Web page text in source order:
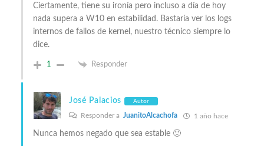
Ciertamente, tiene su ironía pero incluso a día de hoy
nada supera a W10 en estabilidad. Bastaría ver los logs
internos de fallos de kernel, nuestro técnico siempre lo
dice.
1 Responder
José Palacios Autor
Responder a JuanitoAlcachofa 1 año hace
Nunca hemos negado que sea estable 🙂